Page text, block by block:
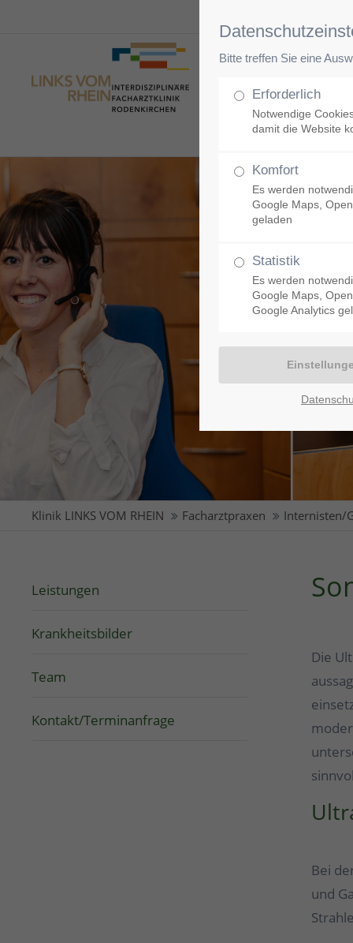
Klinik LINKS VOM RHEIN Facharztpraxen Internisten/
Leistungen
Krankheitsbilder
Team
Kontakt/Terminanfrage
Die
Bei
und
Bitte treffen Sie eine
Erforderlich
Notwendige
damit die Website
Komfort
Es werden
Google Maps,
geladen
Statistik
Es werden
Google Maps,
Google Analytics